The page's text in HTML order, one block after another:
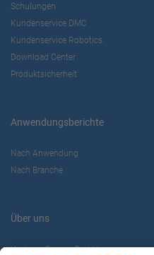
Schulungen
Kundenservice DMC
Kundenservice Robotics
Download Center
Produktsicherheit
Anwendungsberichte
Nach Anwendung
Nach Branche
Über uns
Yaskawa Europe GmbH